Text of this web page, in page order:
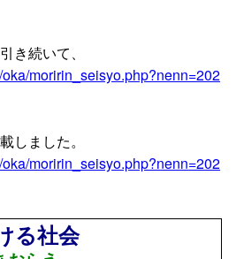
き続いて、
moririn_seisyo.php?nenn=202
しました。
moririn_seisyo.php?nenn=202
る社会